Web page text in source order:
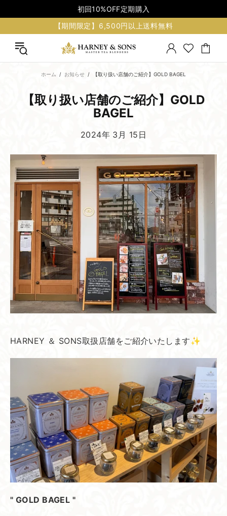
初回10%OFF定期購入
【期間限定】6,500円以上送料無料
ホーム お知らせ 【取り扱い店舗のご紹介】GOLD BAGEL
【取り扱い​店舗の​ご紹介】GOLD
BAGEL
2024年 3月 15日
HARNEY ＆ SONS取扱店舗をご紹介いたします✨
" GOLD BAGEL "